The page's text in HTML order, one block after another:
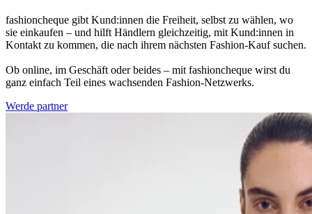
fashioncheque gibt Kund:innen die Freiheit, selbst zu wählen, wo
sie einkaufen – und hilft Händlern gleichzeitig, mit Kund:innen in
Kontakt zu kommen, die nach ihrem nächsten Fashion-Kauf suchen.
Ob online, im Geschäft oder beides – mit fashioncheque wirst du
ganz einfach Teil eines wachsenden Fashion-Netzwerks.
Werde partner